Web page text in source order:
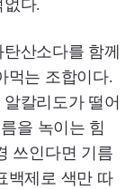
없다.
산소다를 함께
먹는 조합이다.
칼리도가 떨어
을 녹이는 힘
쓰인다면 기름
백제로 색만 따